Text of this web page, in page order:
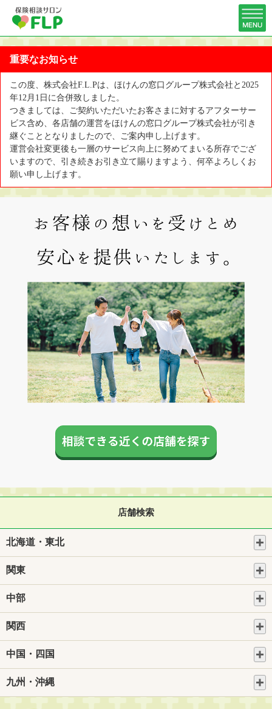
重要なお知らせ
この度、株式会社F.L.Pは、ほけんの窓口グループ株式会社と2025
年12月1日に合併致しました。
つきましては、ご契約いただいたお客さまに対するアフターサー
ビス含め、各店舗の運営をほけんの窓口グループ株式会社が引き
継ぐこととなりましたので、ご案内申し上げます。
運営会社変更後も一層のサービス向上に努めてまいる所存でござ
いますので、引き続きお引き立て賜りますよう、何卒よろしくお
願い申し上げます。
店舗検索
北海道・東北
関東
中部
関西
中国・四国
九州・沖縄